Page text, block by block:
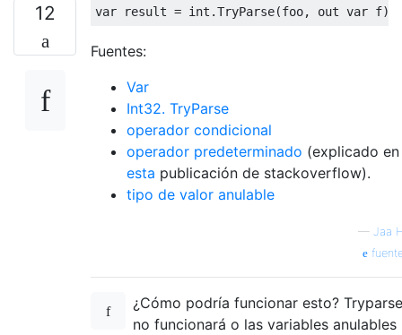
12 var result = int .TryParse(foo, out var f)
Fuentes:
Var
Int32. TryParse
operador condicional
operador predeterminado (explicado en
esta publicación de stackoverflow).
tipo de valor anulable
— Jaa
¿Cómo podría funcionar esto? Tryparse
no funcionará o las variables anulables